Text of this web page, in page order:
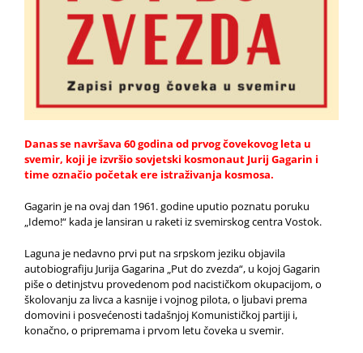
Danas se navršava 60 godina od prvog čovekovog leta u
svemir, koji je izvršio sovjetski kosmonaut Jurij Gagarin i
time označio početak ere istraživanja kosmosa.
Gagarin je na ovaj dan 1961. godine uputio poznatu poruku
„Idemo!“ kada je lansiran u raketi iz svemirskog centra Vostok.
Laguna je nedavno prvi put na srpskom jeziku objavila
autobiografiju Jurija Gagarina „Put do zvezda“, u kojoj Gagarin
piše o detinjstvu provedenom pod nacističkom okupacijom, o
školovanju za livca a kasnije i vojnog pilota, o ljubavi prema
domovini i posvećenosti tadašnjoj Komunističkoj partiji i,
konačno, o pripremama i prvom letu čoveka u svemir.